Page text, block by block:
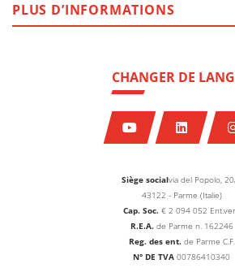
Siège socialvia del Popolo,
43122 - Parme (Italie)
Cap. Soc. € 2 094 052
R.E.A. de Parme n. 162246
Reg. des ent. de Parme C.F.
N° DE TVA 00786410340
CHANGER DE
PLUS D’INFORMATIONS